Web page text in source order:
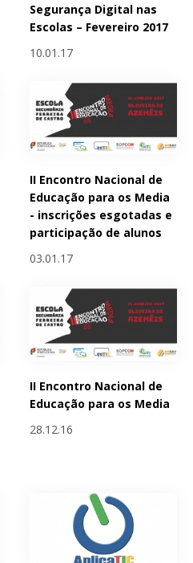
Segurança Digital nas
Escolas – Fevereiro 2017
10.01.17
II Encontro Nacional de
Educação para os Media
- inscrições esgotadas e
participação de alunos
03.01.17
II Encontro Nacional de
Educação para os Media
28.12.16